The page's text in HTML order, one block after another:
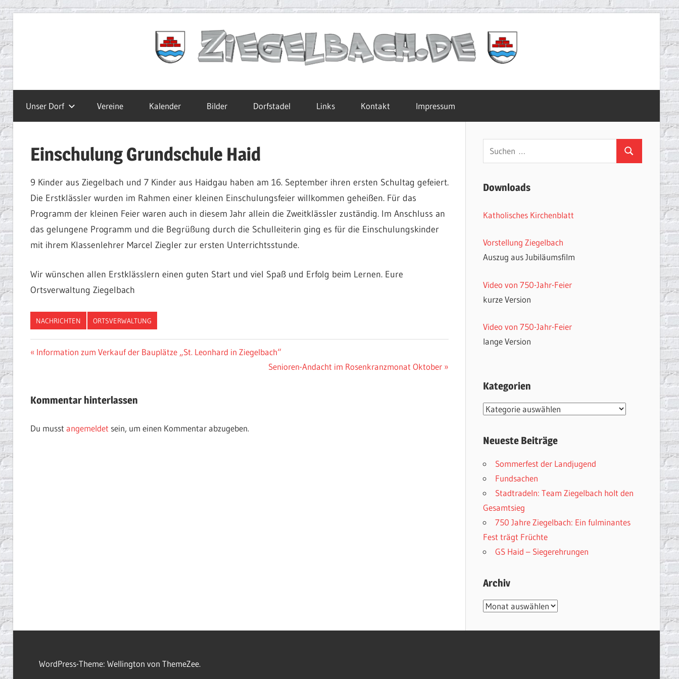
Zum
springen Ziegelbach.de
Unser Dorf Vereine Kalender Bilder Dorfstadel Links Kontakt Impressum
Einschulung Grundschule Haid
9 Kinder aus Ziegelbach und 7 Kinder aus Haidgau haben am 16. September ihren ersten Schultag gefeiert.
Die Erstklässler wurden im Rahmen einer kleinen Einschulungsfeier willkommen geheißen. Für das
Programm der kleinen Feier waren auch in diesem Jahr allein die Zweitklässler zuständig. Im Anschluss an
das gelungene Programm und die Begrüßung durch die Schulleiterin ging es für die Einschulungskinder
mit ihrem Klassenlehrer Marcel Ziegler zur ersten Unterrichtsstunde.
Wir wünschen allen Erstklässlern einen guten Start und viel Spaß und Erfolg beim Lernen. Eure
Ortsverwaltung Ziegelbach
NACHRICHTEN ORTSVERWALTUNG
Beitragsnavigation
Vorheriger
Information zum Verkauf der Bauplätze „St. Leonhard in Ziegelbach“
Nächster
Senioren-Andacht im Rosenkranzmonat Oktober
Kommentar hinterlassen
Du musst angemeldet sein, um einen Kommentar abzugeben.
Suchen
nach:
Suchen
Downloads
Katholisches Kirchenblatt
Vorstellung Ziegelbach
Auszug aus Jubiläumsfilm
Video von 750-Jahr-Feier
kurze Version
Video von 750-Jahr-Feier
lange Version
Kategorien
Kategorien
Neueste Beiträge
Sommerfest der Landjugend
Fundsachen
Stadtradeln: Team Ziegelbach holt den
Gesamtsieg
750 Jahre Ziegelbach: Ein fulminantes
Fest trägt Früchte
GS Haid – Siegerehrungen
Archiv
Archiv
WordPress-Theme: Wellington von ThemeZee.